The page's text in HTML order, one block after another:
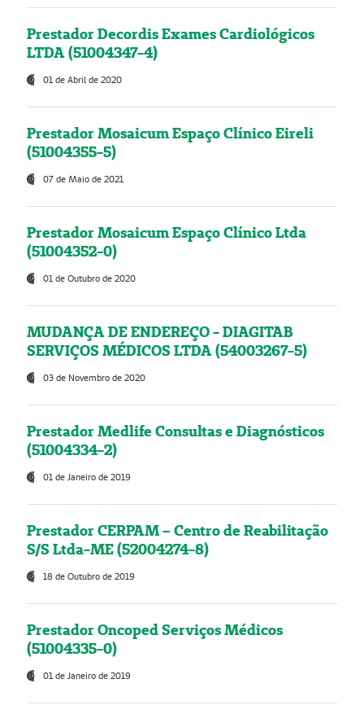
Prestador Decordis Exames Cardiológicos
LTDA (51004347-4)
01 de Abril de 2020
Prestador Mosaicum Espaço Clínico Eireli
(51004355-5)
07 de Maio de 2021
Prestador Mosaicum Espaço Clínico Ltda
(51004352-0)
01 de Outubro de 2020
MUDANÇA DE ENDEREÇO - DIAGITAB
SERVIÇOS MÉDICOS LTDA (54003267-5)
03 de Novembro de 2020
Prestador Medlife Consultas e Diagnósticos
(51004334-2)
01 de Janeiro de 2019
Prestador CERPAM – Centro de Reabilitação
S/S Ltda-ME (52004274-8)
18 de Outubro de 2019
Prestador Oncoped Serviços Médicos
(51004335-0)
01 de Janeiro de 2019